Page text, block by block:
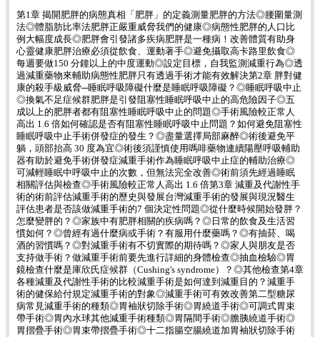
第1章 揭開肥胖的病態真相「肥胖」的定義測量肥胖的方法◎腰圍量測
法◎體脂肪比率法肥胖正嚴重威脅我們的健康◎病態性肥胖的人口比
例大幅度成長◎肥胖會引發諸多疾病肥胖是一種病！改善體質有助身
心靈健康肥胖治療必須從飲食、運動著手◎避免攝取高卡路里飲食◎
每週要做150 分鐘以上的中度運動◎設定目標，自我監測減重行為◎透
過減重藥物來輔助病態性肥胖只有透過手術才能有效解決第2章 胖對健
康的殺手級威脅─睡眠呼吸障礙什麼是睡眠呼吸障礙？◎睡眠呼吸中止
◎換氣不足症候群肥胖是引發阻塞性睡眠呼吸中止的高危險因子◎五
成以上的肥胖者都有阻塞性睡眠呼吸中止的問題◎手術風險較正常人
高出 1.6 倍如何確認是否有阻塞性睡眠呼吸中止問題？如何避免阻塞性
睡眠呼吸中止手術併發症的發生？◎盡量選擇局部麻醉◎術後避免平
躺，頭部抬高 30 度為宜◎術後須謹慎使用嗎啡藥物連續陽壓呼吸輔助
器有助於避免手術併發症減重手術作為睡眠呼吸中止症的輔助治療◎
可減輕睡眠中呼吸中止的次數，但無法完全改善◎術前須先經過睡眠
相關評估與檢查◎手術風險較正常人高出 1.6 倍第3章 減重及代謝性手
術的術前評估減重手術的歷史與發展台灣減重手術的發展與現況醫生
評估患者是否該做減重手術的7 個決定性問題◎從什麼時候開始發胖？
怎麼變胖的？◎家族中有肥胖相關的疾病嗎？◎日常的飲食及生活習
慣如何？◎曾經有過什麼病或手術？有服用什麼藥嗎？◎有抽菸、喝
酒的習慣嗎？◎對減重手術有不切實際的期待嗎？◎家人與朋友是否
支持做手術？做減重手術前要先進行詳細的身體檢查◎抽血檢驗◎胃
鏡檢查什麼是庫欣氏症候群（Cushing's syndrome）？◎其他檢查第4章
各種減重及代謝性手術的比較減重手術是如何達到減重目的？減重手
術的健保給付規定減重手術的對象◎減重手術可有效改善第二型糖尿
病常見減重手術的種類◎胃袖狀切除手術◎胃繞道手術◎可調式胃束
帶手術◎胃內水球其他減重手術種類◎胃隔間手術◎膽胰繞道手術◎
胃摺疊手術◎胃束帶摺疊手術◎十二指腸空腸繞道加胃袖狀切除手術